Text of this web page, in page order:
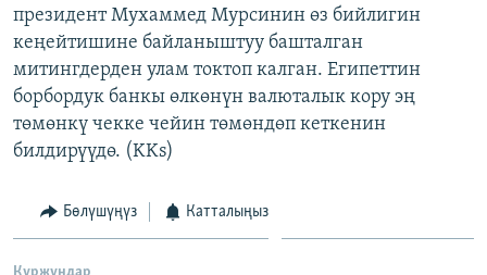
ЫҢГАЙСЫЗ СУРООЛОР
ЭЕ/АРнун бардык сайттары
президент Мухаммед Мурсинин өз бийлигин
кеңейтишине байланыштуу башталган
митингдерден улам токтоп калган. Египеттин
борбордук банкы өлкөнүн валюталык кору эң
төмөнкү чекке чейин төмөндөп кеткенин
билдирүүдө. (KKs)
Бөлүшүңүз Катталыңыз